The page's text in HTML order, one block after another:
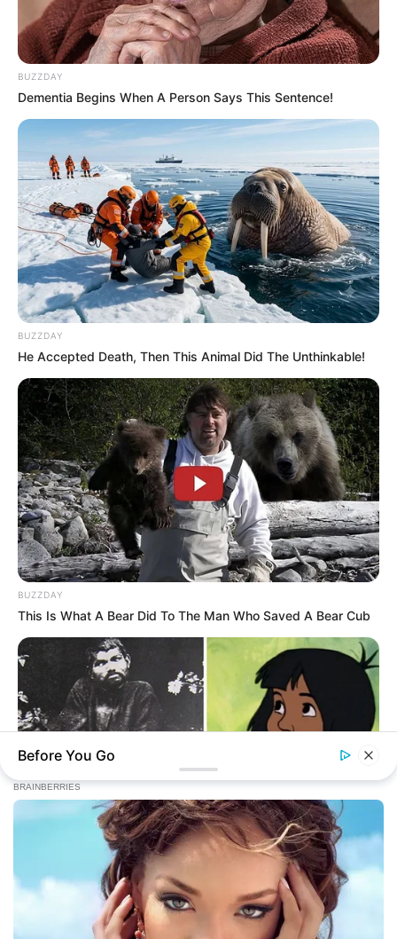
BUZZDAY
Dementia Begins When A Person Says This Sentence!
BUZZDAY
He Accepted Death, Then This Animal Did The Unthinkable!
BUZZDAY
This Is What A Bear Did To The Man Who Saved A Bear Cub
The Real-Life Mowgli Story Didn't End Like The Movie
Before You Go